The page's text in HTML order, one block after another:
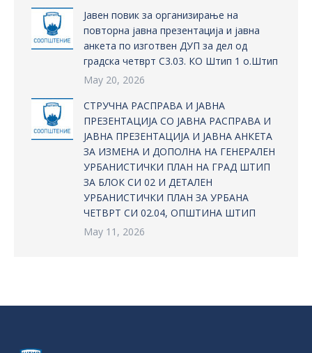
Јавен повик за организирање на
повторна јавна презентација и јавна
анкета по изготвен ДУП за дел од
градска четврт С3.03. КО Штип 1 о.Штип
May 20, 2026
СТРУЧНА РАСПРАВА И ЈАВНА
ПРЕЗЕНТАЦИЈА СО ЈАВНА РАСПРАВА И
ЈАВНА ПРЕЗЕНТАЦИЈА И ЈАВНА АНКЕТА
ЗА ИЗМЕНА И ДОПОЛНА НА ГЕНЕРАЛЕН
УРБАНИСТИЧКИ ПЛАН НА ГРАД ШТИП
ЗА БЛОК СИ 02 И ДЕТАЛЕН
УРБАНИСТИЧКИ ПЛАН ЗА УРБАНА
ЧЕТВРТ СИ 02.04, ОПШТИНА ШТИП
May 11, 2026